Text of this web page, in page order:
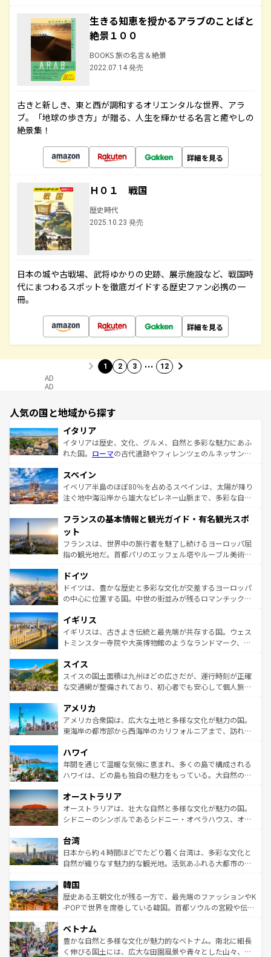
生きる知恵を授かるアラブのことばと
絶景１００
BOOKS 旅の名言＆絶景
2022.07.14 発売
古きと新しき、東と西が調和するオリエンタルな世界、アラ
ブ。「地球の歩き方」が贈る、人生を輝かせる名言と癒やしの
絶景集！
詳細を見る
Ｈ０１ 戦国
歴史時代
2025.10.23 発売
日本の城や古戦場、武将ゆかりの史跡、展示施設など、戦国時
代にまつわるスポットを徹底ガイドする歴史ファン必携の一
冊。
詳細を見る
1 2 3 … 12
AD
AD
人気の国と地域から探す
イタリア
イタリアは歴史、文化、グルメ、自然と多彩な魅力にあふ
れた国。 ローマの古代遺跡やフィレンツェのルネッサンス
ろん、トスカーナの美しい田園風景やアマルフィ海岸の絶
景など、自然景観も見逃せない。観光の合間には、本場の
ピザやパスタなど、絶品のイタリア料理を堪能することも
ませてくれるイタリアで、忘れられない旅をしてみよう！
なお、新着のイタリア情報は
しい。
スペイン
イベリア半島のほぼ80％を占めるスペインは、太陽が降り
注ぐ地中海沿岸から雄大なピレネー山脈まで、多彩な自然
文化が根付くこの国では、情熱的なフラメンコ、熱気あふ
れる闘牛、そして美味しいタパスが生活の一部となってい
る。首都マドリードの洗練された雰囲気や、バルセロナの
アートに溢れた街角から、地方では古代ローマ遺跡や中世
せる。地方によって風土や気候が異なるスペインはその個
性で訪れる人を魅了する。 なお、新着のスペイン情報は コ
ンテンツ一覧を参照してほしい。
フランスの基本情報と観光ガイド・有名観光スポ
ット
フランスは、世界中の旅行者を魅了し続けるヨーロッパ屈
指の観光地だ。首都パリのエッフェル塔やルーブル美術館
で、幅広い魅力が詰まっている。華麗な宮殿、歴史的な大
聖堂、美しいビーチ、そして豊かな自然が、訪れる者を心
から魅了する。また、フランスは美食の国としても知ら
いる。シャンパンの発祥地であるランス、プロヴァンスの
香り高いラベンダー畑など、多彩な楽しみ方が可能だ。さ
らに、パリ以外の地域にも魅力が溢れており、どの街角に
れる地方に足を運ぶとそれぞれで全く異なる文化を体験で
きるだろう。 なお、新着のフランス情報はコンテンツ一覧
を参照してほしい。
ドイツ
ドイツは、豊かな歴史と多彩な文化が交差するヨーロッパ
の中心に位置する国。中世の街並みが残るロマンチック街
顔を持つこの国は、どこを歩いても飽きることがない。ベ
ルリンの文化的活気、バイエルン州のアルプスの絶景、そ
してライン川沿いのワイン畑といった風景は必見。ビール
は、お酒好きな人にはぜひ体験してほしい。 なお、新着の
ドイツ情報はコンテンツ一覧を参照してほしい。
イギリス
イギリスは、古きよき伝統と最先端が共存する国。ウェス
トミンスター寺院や大英博物館のようなランドマーク、歴
リアごとに異なる魅力がある。また、優雅なアフタヌーン
ティー、ビール好きにはたまらない英国パブ、サッカー観
戦など、本場だからこそできる体験も豊富。イギリスを旅
ンツ一覧を参照してほしい。
スイス
スイスの国土面積は九州ほどの広さだが、運行時刻が正確
な交通網が整備されており、初心者でも安心して個人旅行
の建物がそのまま残る町や、スイスならではのユニークな
博物館もあり、アルプス観光だけでなく町歩きも満喫する
ことができる。国民の所得が高いため物価も高いが、旅行
ば市内交通費無料で観光を楽しむこともできる。 なお、新
着のスイス情報はコンテンツ一覧 を参照してほしい。
アメリカ
アメリカ合衆国は、広大な土地と多様な文化が魅力の国。
東海岸の都市部から西海岸のカリフォルニアまで、訪れる
のような巨大都市は、観光、ショッピング、エンターテイ
ンメントが詰まった刺激的なスポットだ。一方、アメリカ
西部には大自然が広がり、グランドキャニオンやイエロー
部のニューオーリンズでは、音楽と美食が融合した独特の
文化が魅力。旅行者はアメリカの各地域で異なる魅力を楽
しみながら、その多様性と豊かな歴史を感じることができ
ならではの贅沢な旅のスタイルだ。 なお、新着のアメリカ
情報はコンテンツ一覧を参照してほしい。
ハワイ
年間を通じて温暖な気候に恵まれ、多くの島で構成される
ハワイは、どの島も独自の魅力をもっている。大自然の神
ワイ島は見逃せない。また、定番の観光地といえばオアフ
島だが、静かな自然を求めるならマウイ島やカウアイ島が
おすすめ。エメラルドグリーンに輝く海をはじめ、豊かな
れるおもてなしの心で訪れる人々を迎えてくれるハワイの
人々、おいしいローカルフードやハワイアンミュージッ
ク、伝統的なフラダンスなど、すべてがハワイの魅力を彩
ワイを、存分に味わってほしい。 なお、新着のハワイ情報
はコンテンツ一覧を参照してほしい。
オーストラリア
オーストラリアは、壮大な自然と多様な文化が魅力の国。
シドニーのシンボルであるシドニー・オペラハウス、オー
リアリーフや大陸中央部にそびえるウルル（エアーズロッ
ク）、タスマニアの美しい原生林やケアンズの熱帯雨林な
ど、見どころがたくさん。また、カフェやワイン、オージ
いる。アクティビティも充実しており、サーフィンやダイ
ビング、ハイキングなど、アウトドア好きにはたまらな
い。オーストラリアの多彩な魅力を存分に味わいつくそ
参照してほしい。
台湾
日本から約４時間ほどでたどり着く台湾は、多彩な文化と
自然が織りなす魅力的な観光地。活気あふれる大都市の台
ン）、静ひつな山岳地帯である台湾東部など、都市の喧騒
と山間の静けさが共存しており、訪れる人に新しい発見と
驚きをもたらしてくれる。また、奥深い台湾の食文化も魅
容にもいいと評判のスイーツなど、バラエティ豊かな料理
が味わえる。 なお、新着の台湾情報は コンテンツ一覧を参
照してほしい。
韓国
歴史ある王朝文化が残る一方で、最先端のファッションやK
-POPで世界を席巻している韓国。首都ソウルの宮殿や伝統
き、地方に足を延ばせば四季折々の自然美を楽しむことが
できる。そして、キムチや焼肉、絶品のストリートフード
まで、さまざまな韓国料理が待っている。夜には、韓国な
ベトナム
豊かな自然と多様な文化が魅力的なベトナム。南北に細長
く伸びる国土には、広大な田園風景や青々とした山々、世